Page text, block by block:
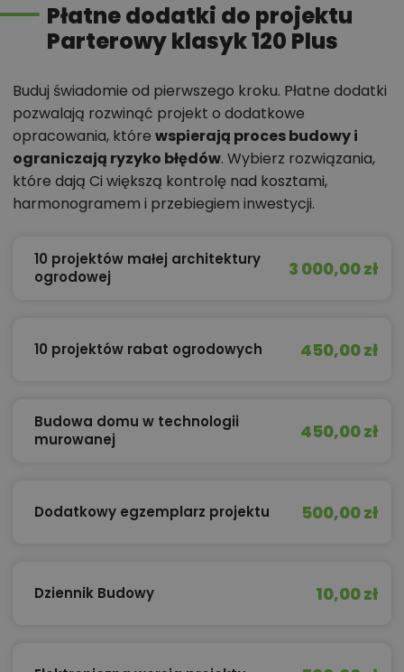
Płatne dodatki do projektu
Parterowy klasyk 120 Plus
Buduj świadomie od pierwszego kroku. Płatne dodatki
pozwalają rozwinąć projekt o dodatkowe
opracowania, które wspierają proces budowy i
ograniczają ryzyko błędów. Wybierz rozwiązania,
które dają Ci większą kontrolę nad kosztami,
harmonogramem i przebiegiem inwestycji.
10 projektów małej architektury
ogrodowej
3 000,00 zł
10 projektów rabat ogrodowych 450,00 zł
Budowa domu w technologii
murowanej
450,00 zł
Dodatkowy egzemplarz projektu 500,00 zł
Dziennik Budowy 10,00 zł